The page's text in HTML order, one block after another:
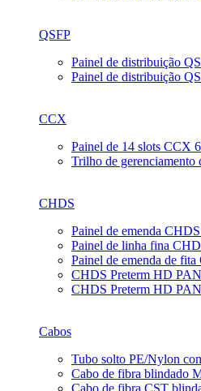
QSFP
Painel de distribuição
Painel de distribuição
CCX
Painel de 14 slots CCX
Trilho de
CHDS
Painel de emenda
Painel de linha fina
Painel de emenda de
CHDS Preterm HD
CHDS Preterm HD
Cabos
Tubo solto PE/Nylon
Cabo de fibra blindado
Cabo de fibra CST